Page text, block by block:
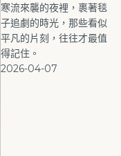
寒流來襲的夜裡，裹著毯
子追劇的時光，那些看似
平凡的片刻，往往才最值
得記住。
2026-04-07